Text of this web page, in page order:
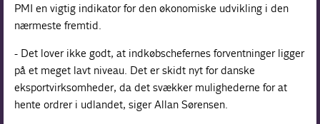
PMI en vigtig indikator for den økonomiske udvikling i den
nærmeste fremtid.
- Det lover ikke godt, at indkøbschefernes forventninger ligger
på et meget lavt niveau. Det er skidt nyt for danske
eksportvirksomheder, da det svækker mulighederne for at
hente ordrer i udlandet, siger Allan Sørensen.